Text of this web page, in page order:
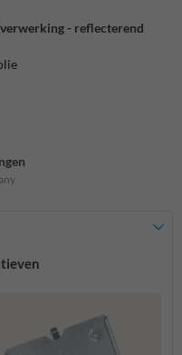
- reflecterend